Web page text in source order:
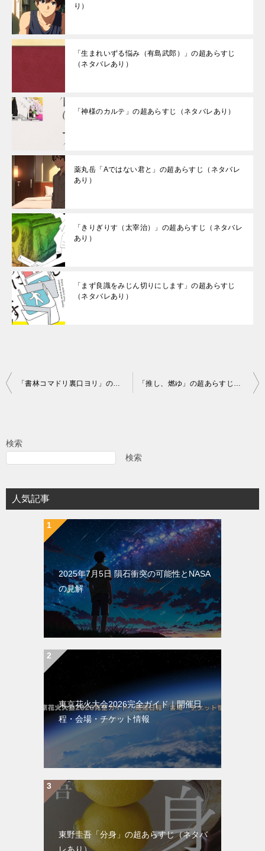
り）
「生まれいずる悩み（有島武郎）」の超あらすじ
（ネタバレあり）
「神様のカルテ」の超あらすじ（ネタバレあり）
薬丸岳「Aではない君と」の超あらすじ（ネタバレ
あり）
「きりぎりす（太宰治）」の超あらすじ（ネタバレ
あり）
「まず良識をみじん切りにします」の超あらすじ
（ネタバレあり）
投
ビ
シ
「書林コマドリ裏口ヨリ」の超あらすじ（ネタバレあり） 「推し、燃ゆ」の超あらすじ（ネタバレあり）
検索
検索
人気記事
2025年7月5日 隕石衝突の可能性とNASA
の見解
東京花火大会2026完全ガイド｜開催日
程・会場・チケット情報
東野圭吾「分身」の超あらすじ（ネタバ